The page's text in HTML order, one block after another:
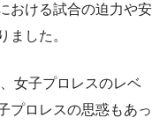
おける試合の迫力や安
ました。
女子プロレスのレベ
プロレスの思惑もあっ